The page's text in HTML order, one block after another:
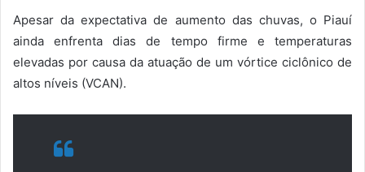
Apesar da expectativa de aumento das chuvas, o Piauí
ainda enfrenta dias de tempo firme e temperaturas
elevadas por causa da atuação de um vórtice ciclônico de
altos níveis (VCAN).